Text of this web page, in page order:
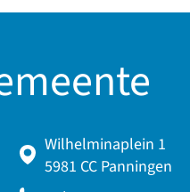
Wilhelminaplein 1
5981 CC Panningen